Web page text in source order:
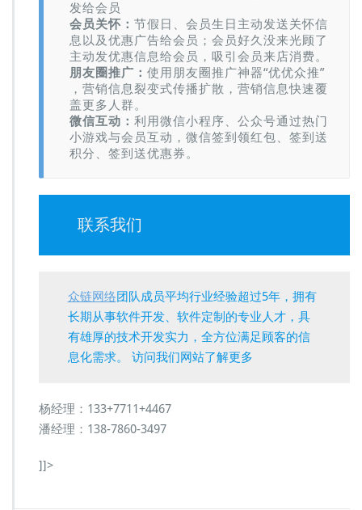
发给会员
会员关怀： 节假日、会员生日主动发送关怀信
息以及优惠广告给会员；会员好久没来光顾了
主动发优惠信息给会员，吸引会员来店消费。
朋友圈推广： 使用朋友圈推广神器“优优众推”
，营销信息裂变式传播扩散，营销信息快速覆
盖更多人群。
微信互动： 利用微信小程序、公众号通过热门
小游戏与会员互动，微信签到领红包、签到送
积分、签到送优惠券。
联系我们
众链网络团队成员平均行业经验超过5年，拥有
长期从事软件开发、软件定制的专业人才，具
有雄厚的技术开发实力，全方位满足顾客的信
息化需求。 访问我们网站了解更多
杨经理：133+7711+4467
潘经理：138-7860-3497
]]>